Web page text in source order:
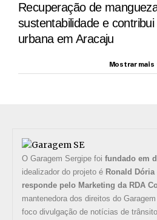
Recuperação de
sustentabilidade e
urbana em Aracaju
Mostrar mais
O Garagem Sergipe foi fundado em
idealizador do projeto é Ronald
responde pelo Marketing da RDA
mantenedora dos direitos do
foco divulgação de notícias de